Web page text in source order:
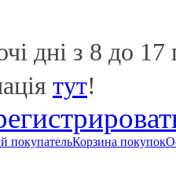
дні з 8 до 17
тут!
покупательКорзина покупок